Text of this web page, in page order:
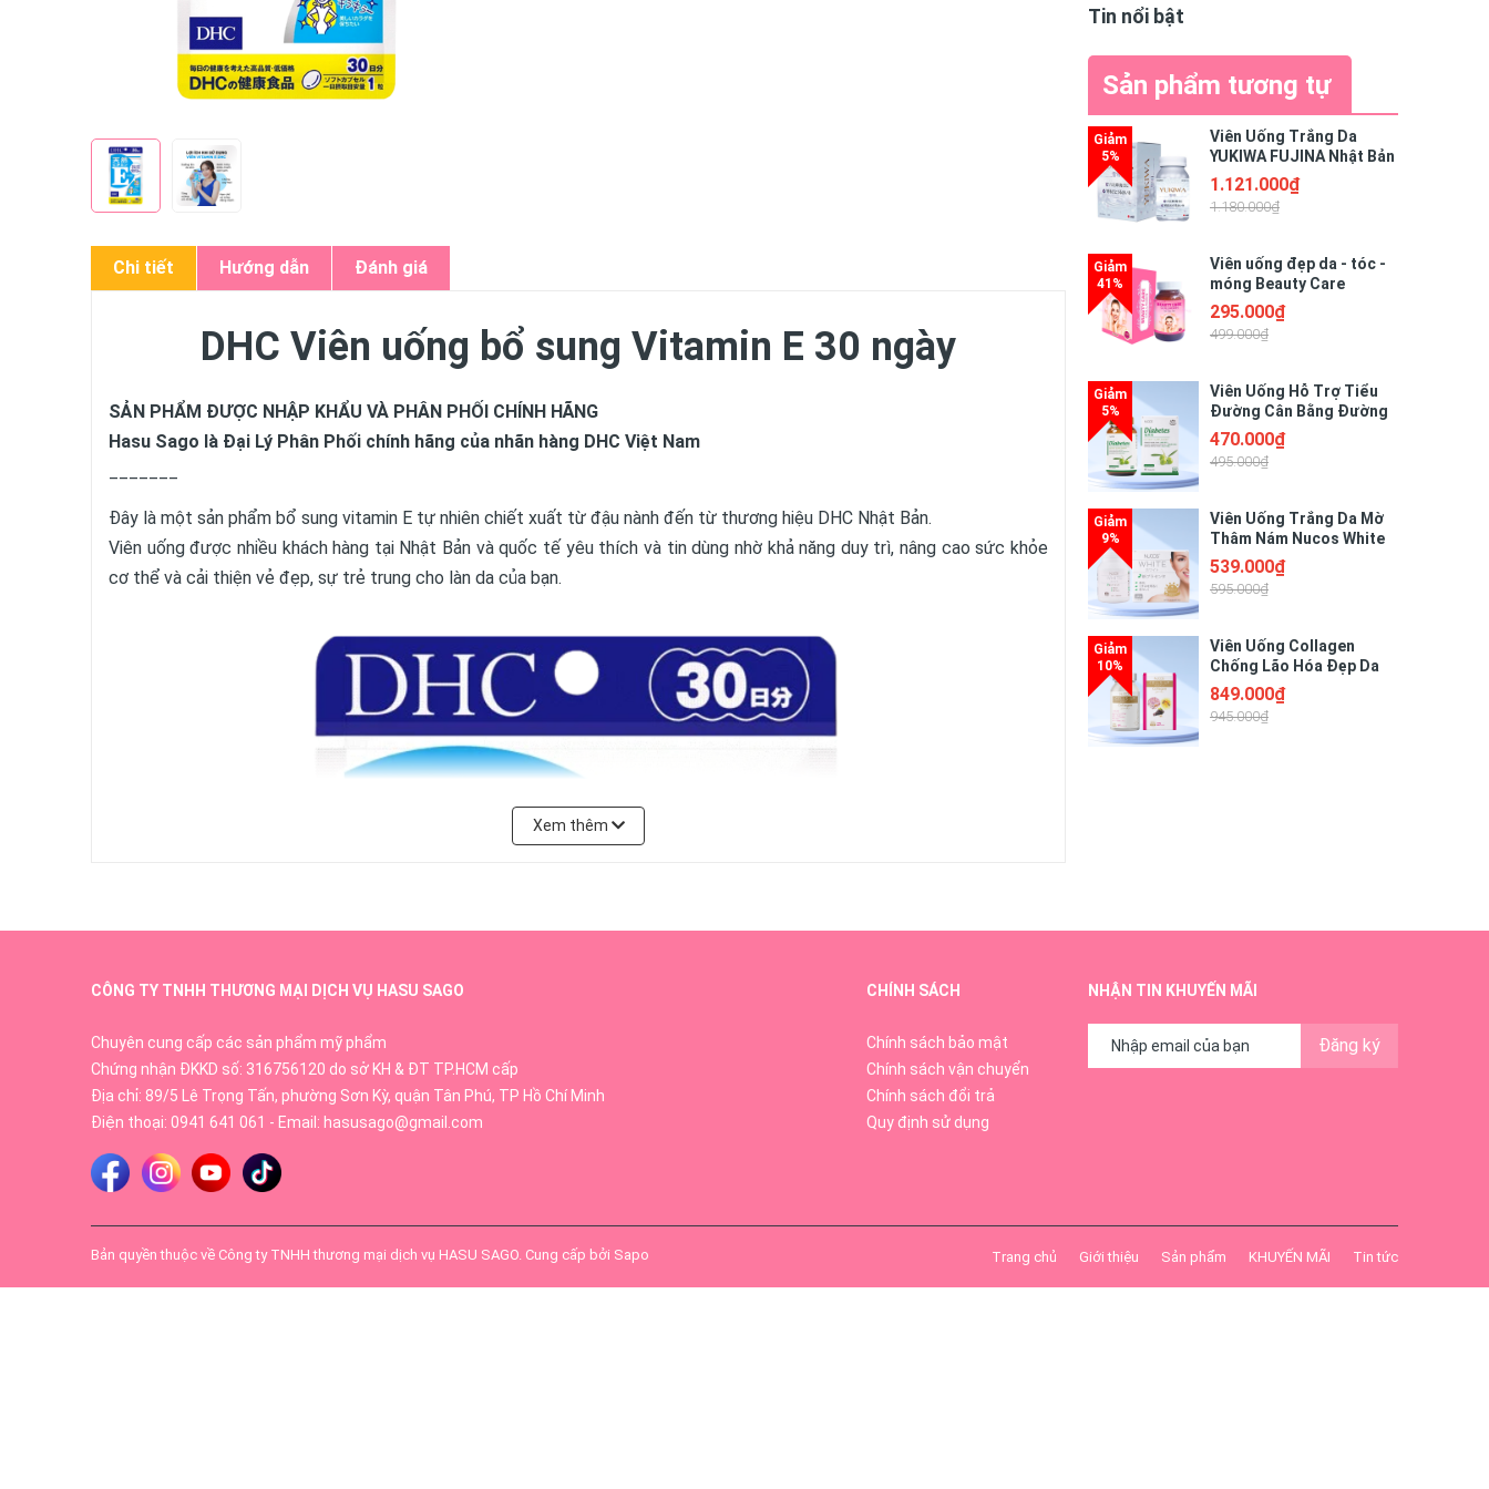
Chi tiết Hướng dẫn Đánh giá
DHC Viên uống bổ sung Vitamin E 30 ngày
SẢN PHẨM ĐƯỢC NHẬP KHẨU VÀ PHÂN PHỐI CHÍNH HÃNG
Hasu Sago là Đại Lý Phân Phối chính hãng của nhãn hàng DHC Việt Nam
Đây là một sản phẩm bổ sung vitamin E tự nhiên chiết xuất từ đậu nành đến từ thương hiệu DHC Nhật Bản.
Viên uống được nhiều khách hàng tại Nhật Bản và quốc tế yêu thích và tin dùng nhờ khả năng duy trì, nâng cao sức khỏe
cơ thể và cải thiện vẻ đẹp, sự trẻ trung cho làn da của bạn.
Xem thêm
Tin nổi bật
Sản phẩm tương tự
Viên Uống Trắng Da
YUKIWA FUJINA Nhật Bản
60 Viên
1.121.000₫
1.180.000₫
Viên uống đẹp da - tóc -
móng Beauty Care
Collagen 60 viên
295.000₫
499.000₫
Viên Uống Hỗ Trợ Tiểu
Đường Cân Bằng Đường
Huyết Nucos Diabetes
470.000₫
495.000₫
Viên Uống Trắng Da Mờ
Thâm Nám Nucos White
60 Viên
539.000₫
595.000₫
Viên Uống Collagen
Chống Lão Hóa Đẹp Da
Nucos Cells Up 180 Viên
849.000₫
945.000₫
CÔNG TY TNHH THƯƠNG MẠI DỊCH VỤ HASU SAGO
Chuyên cung cấp các sản phẩm mỹ phẩm
Chứng nhận ĐKKD số: 316756120 do sở KH & ĐT TP.HCM cấp
Địa chỉ: 89/5 Lê Trọng Tấn, phường Sơn Kỳ, quận Tân Phú, TP Hồ Chí Minh
Điện thoại: 0941 641 061 - Email: hasusago@gmail.com
CHÍNH SÁCH
Chính sách bảo mật
Chính sách vận chuyển
Chính sách đổi trả
Quy định sử dụng
NHẬN TIN KHUYẾN MÃI
Đăng ký
Bản quyền thuộc về Công ty TNHH thương mại dịch vụ HASU SAGO. Cung cấp bởi Sapo Trang chủ Giới thiệu Sản phẩm KHUYẾN MÃI Tin tức